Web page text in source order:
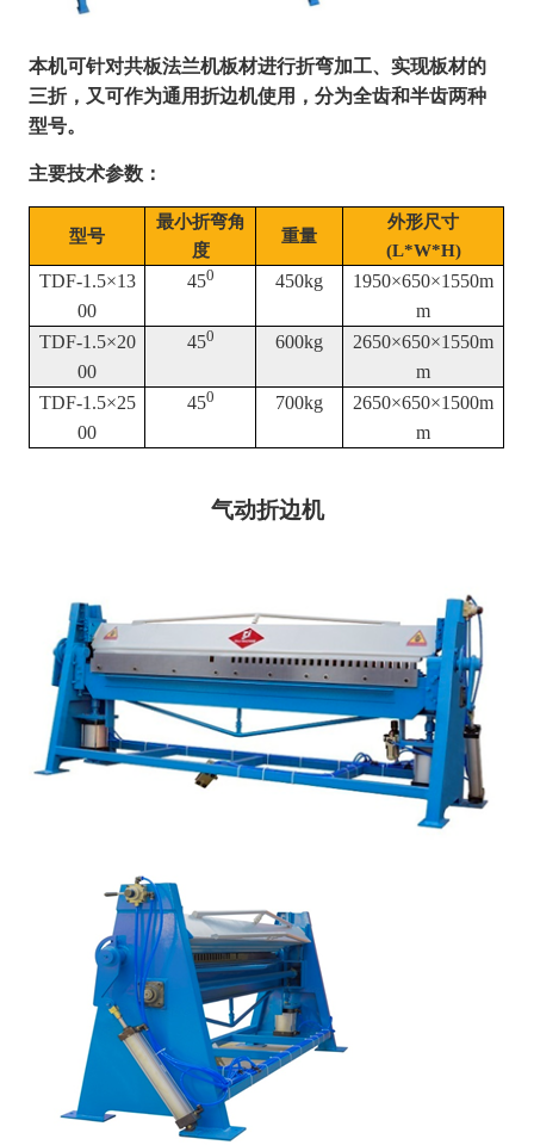
本机可针对共板法兰机板材进行折弯加工、实现板材的
三折，又可作为通用折边机使用，分为全齿和半齿两种
型号。
主要技术参数：
型号
最小折弯角
度
重量
外形尺寸
(L*W*H)
TDF-1.5×13
00
450 450kg
1950×650×1550m
m
TDF-1.5×20
00
450 600kg
2650×650×1550m
m
TDF-1.5×25
00
450 700kg
2650×650×1500m
m
气动折边机